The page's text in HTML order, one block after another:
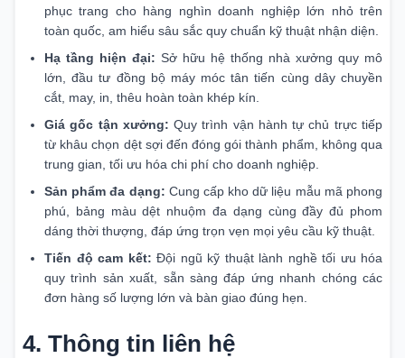
phục trang cho hàng nghìn doanh nghiệp lớn nhỏ trên
toàn quốc, am hiểu sâu sắc quy chuẩn kỹ thuật nhận diện.
Hạ tầng hiện đại: Sở hữu hệ thống nhà xưởng quy mô
lớn, đầu tư đồng bộ máy móc tân tiến cùng dây chuyền
cắt, may, in, thêu hoàn toàn khép kín.
Giá gốc tận xưởng: Quy trình vận hành tự chủ trực tiếp
từ khâu chọn dệt sợi đến đóng gói thành phẩm, không qua
trung gian, tối ưu hóa chi phí cho doanh nghiệp.
Sản phẩm đa dạng: Cung cấp kho dữ liệu mẫu mã phong
phú, bảng màu dệt nhuộm đa dạng cùng đầy đủ phom
dáng thời thượng, đáp ứng trọn vẹn mọi yêu cầu kỹ thuật.
Tiến độ cam kết: Đội ngũ kỹ thuật lành nghề tối ưu hóa
quy trình sản xuất, sẵn sàng đáp ứng nhanh chóng các
đơn hàng số lượng lớn và bàn giao đúng hẹn.
4. Thông tin liên hệ